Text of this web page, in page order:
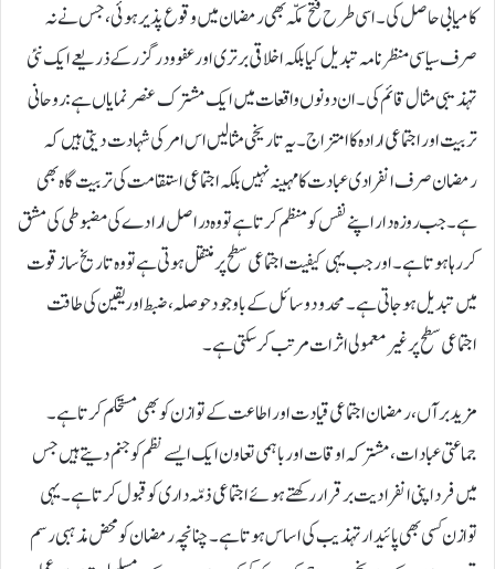
کامیابی حاصل کی۔ اسی طرح فتح مکّہ بھی رمضان میں وقوع پذیر ہوئی، جس نے نہ
صرف سیاسی منظرنامہ تبدیل کیا بلکہ اخلاقی برتری اور عفو و درگزر کے ذریعے ایک نئی
تہذیبی مثال قائم کی۔ ان دونوں واقعات میں ایک مشترک عنصر نمایاں ہے: روحانی
تربیت اور اجتماعی ارادہ کا امتزاج۔ یہ تاریخی مثالیں اس امر کی شہادت دیتی ہیں کہ
رمضان صرف انفرادی عبادت کا مہینہ نہیں بلکہ اجتماعی استقامت کی تربیت گاہ بھی
ہے۔ جب روزہ دار اپنے نفس کو منظم کرتا ہے تو وہ دراصل ارادے کی مضبوطی کی مشق
کر رہا ہوتا ہے۔ اور جب یہی کیفیت اجتماعی سطح پر منتقل ہوتی ہے تو وہ تاریخ ساز قوت
میں تبدیل ہو جاتی ہے۔ محدود وسائل کے باوجود حوصلہ، ضبط اور یقین کی طاقت
اجتماعی سطح پر غیر معمولی اثرات مرتب کر سکتی ہے۔
مزید برآں، رمضان اجتماعی قیادت اور اطاعت کے توازن کو بھی مستحکم کرتا ہے۔
جماعتی عبادات، مشترکہ اوقات اور باہمی تعاون ایک ایسے نظم کو جنم دیتے ہیں جس
میں فرد اپنی انفرادیت برقرار رکھتے ہوئے اجتماعی ذمّہ داری کو قبول کرتا ہے۔ یہی
توازن کسی بھی پائیدار تہذیب کی اساس ہوتا ہے۔ چنانچہ رمضان کو محض مذہبی رسم